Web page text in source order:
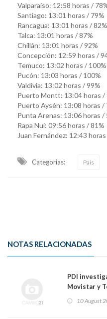
Valparaíso: 12:58 horas /
Santiago: 13:01 horas / 79%
Rancagua: 13:01 horas / 82%
Talca: 13:01 horas / 87%
Chillán: 13:01 horas / 92%
Concepción: 12:59 horas /
Temuco: 13:02 horas / 100%
Pucón: 13:03 horas / 100%
Valdivia: 13:02 horas / 99%
Puerto Montt: 13:04 horas /
Puerto Aysén: 13:08 horas /
Punta Arenas: 13:06 horas /
Rapa Nui: 09:56 horas / 81%
Juan Fernández: 12:43
Categorias: País
NOTAS RELACIONADAS
PDI
Movistar y
10 August